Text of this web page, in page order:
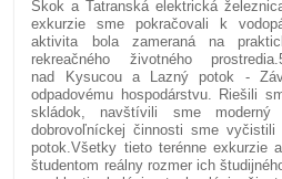
Skok a Tatranská elektrická
exkurzie sme pokračovali k
aktivita bola zameraná na
rekreačného životného prostredia.
nad Kysucou a Lazný potok -
odpadovému hospodárstvu. Riešili
skládok, navštívili sme
dobrovoľníckej činnosti sme
potok.Všetky tieto terénne exkurzie
študentom reálny rozmer ich